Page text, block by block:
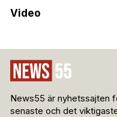
Video
News55 är nyhetssajten
senaste och det